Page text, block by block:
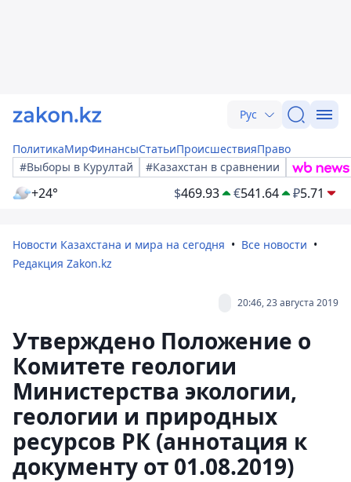
Рус
ПолитикаМирФинансыСтатьиПроисшествияПраво
#Выборы в Курултай
#Казахстан в сравнении
+24° $469.93 €541.64 ₽5.71
Новости Казахстана и мира на сегодня
Все новости
Редакция Zakon.kz
20:46, 23 августа 2019
Утверждено Положение о
Комитете геологии
Министерства экологии,
геологии и природных
ресурсов РК (аннотация к
документу от 01.08.2019)